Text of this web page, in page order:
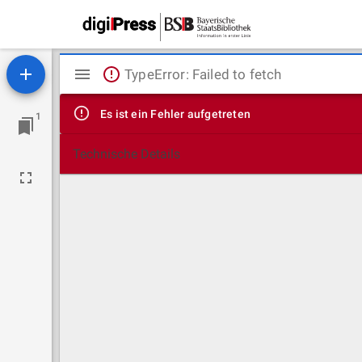
1
Mirador
Viewer
TypeError: Failed to fetch
Es ist ein Fehler aufgetreten
Technische Details